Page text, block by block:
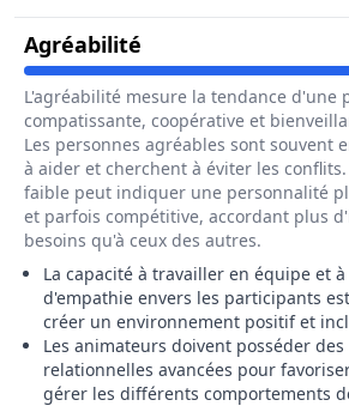
Agréabilité Pour Le Métier
L'agréabilité mesure la tendance d'une
compatissante, coopérative et
Les personnes agréables sont souvent
à aider et cherchent à éviter les
faible peut indiquer une personnalité
et parfois compétitive, accordant plus
besoins qu'à ceux des autres.
La capacité à travailler en équipe et
d'empathie envers les participants
créer un environnement positif et
Les animateurs doivent posséder des
relationnelles avancées pour
gérer les différents comportements